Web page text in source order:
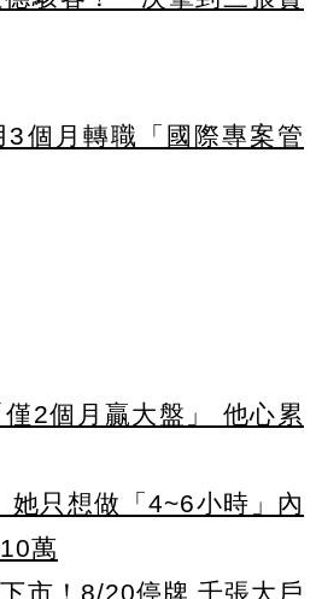
個月轉職「國際專案管
2個月贏大盤」 他心累
她只想做「4~6小時」內
萬
市！8/20停牌 千張大戶